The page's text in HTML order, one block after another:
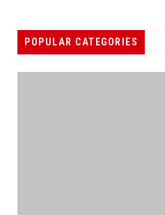
POPULAR CATEGORIES